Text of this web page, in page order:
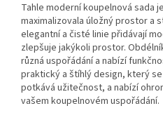
Tahle moderní koupelnová sada
maximalizovala úložný prostor a
elegantní a čisté linie přidávají
zlepšuje jakýkoli prostor.
různá uspořádání a nabízí
praktický a štíhlý design, který
potkává užitečnost, a nabízí
vašem koupelnovém uspořádání.